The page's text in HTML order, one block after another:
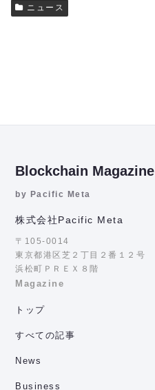
ニュース
Blockchain Magazine
by Pacific Meta
株式会社Pacific Meta
〒105-0014
東京都港区芝２丁目２番１２号
浜松町ＰＲＥＸ８階
Magazine
トップ
すべての記事
News
Business